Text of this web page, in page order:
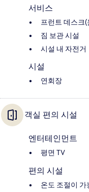
서비스
프런트 데스크
짐 보관 시설
시설 내 자전거
시설
연회장
객실 편의 시설
엔터테인먼트
평면 TV
편의 시설
온도 조절이